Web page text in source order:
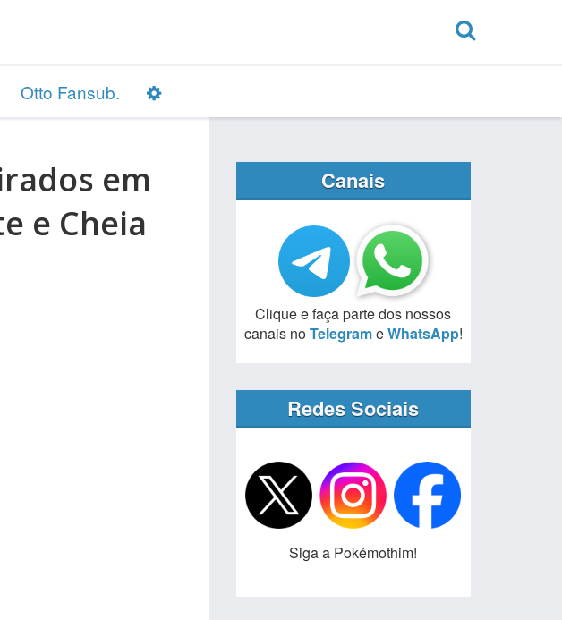
Otto Fansub.
em
e Cheia
Canais
Clique e faça parte dos nossos
canais noTelegrameWhatsApp!
Redes Sociais
Siga a Pokémothim!